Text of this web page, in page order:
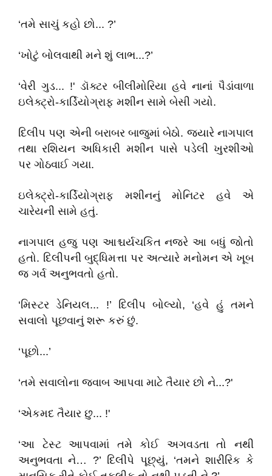
‘તમે સાચું કહો છો... ?’
‘ખોટું બોલવાથી મને શું લાભ...?’
‘વેરી ગુડ... !' ડૉક્ટર બીલીમોરિયા હવે નાનાં પૈડાંવાળા
ઇલેક્ટ્રો-કાર્ડિયોગ્રાફ મશીન સામે બેસી ગયો.
દિલીપ પણ એની બરાબર બાજુમાં બેઠો. જ્યારે નાગપાલ
તથા રશિયન અધિકારી મશીન પાસે પડેલી ખુરશીઓ
પર ગોઠવાઈ ગયા.
ઇલેક્ટ્રો-કાર્ડિયોગ્રાફ મશીનનું મોનિટર હવે એ
ચારેયની સામે હતું.
નાગપાલ હજુ પણ આશ્ચર્યચકિત નજરે આ બધું જોતો
હતો. દિલીપની બુદ્ધિમત્તા પર અત્યારે મનોમન એ ખૂબ
જ ગર્વ અનુભવતો હતો.
‘મિસ્ટર ડેનિયલ... !’ દિલીપ બોલ્યો, ‘હવે હું તમને
સવાલો પૂછવાનું શરૂ કરું છું.
‘પૂછો...’
‘તમે સવાલોના જવાબ આપવા માટે તૈયાર છો ને...?'
‘એકમદ તૈયાર છુ... !'
‘આ ટેસ્ટ આપવામાં તમે કોઈ અગવડતા તો નથી
અનુભવતા ને… ?’ દિલીપે પૂછ્યું, ‘તમને શારીરિક કે